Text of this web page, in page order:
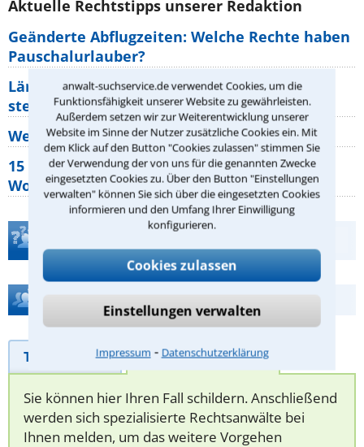
anwalt-suchservice.de verwendet Cookies, um die
Funktionsfähigkeit unserer Website zu gewährleisten.
Außerdem setzen wir zur Weiterentwicklung unserer
Website im Sinne der Nutzer zusätzliche Cookies ein. Mit
dem Klick auf den Button "Cookies zulassen" stimmen Sie
der Verwendung der von uns für die genannten Zwecke
eingesetzten Cookies zu. Über den Button "Einstellungen
verwalten" können Sie sich über die eingesetzten Cookies
informieren und den Umfang Ihrer Einwilligung
konfigurieren.
Cookies zulassen
Einstellungen verwalten
Impressum ⁃ Datenschutzerklärung
Aktuelle Rechtstipps unserer Redaktion
Geänderte Abflugzeiten: Welche Rechte haben
Pauschalurlauber?
Lärm von den Nachbarn: Welche Rechte
stehen mir zu?
Wer muss Zweitwohnungssteuer zahlen?
15 elementare Rechte, die jeder
Wohnungseigentümer kennen sollte
Hilfe bei Ihrer Anwaltsuche?
Telefonhilfe Beratungsanfrage
Sie können hier Ihren Fall schildern. Anschließend
werden sich spezialisierte Rechtsanwälte bei
Ihnen melden, um das weitere Vorgehen